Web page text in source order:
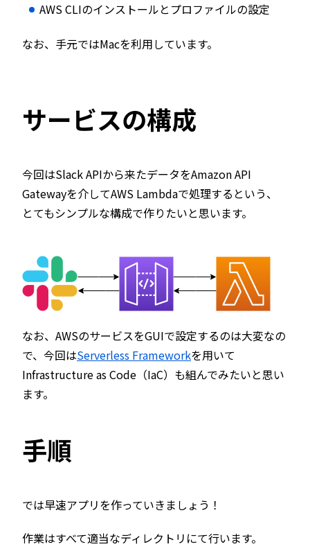
AWS CLIのインストールとプロファイルの設定
なお、手元ではMacを利用しています。
サービスの構成
今回はSlack APIから来たデータをAmazon API
Gatewayを介してAWS Lambdaで処理するという、
とてもシンプルな構成で作りたいと思います。
なお、AWSのサービスをGUIで設定するのは大変なの
で、今回はServerless Frameworkを用いて
Infrastructure as Code（IaC）も組んでみたいと思い
ます。
手順
では早速アプリを作っていきましょう！
作業はすべて適当なディレクトリにて行います。